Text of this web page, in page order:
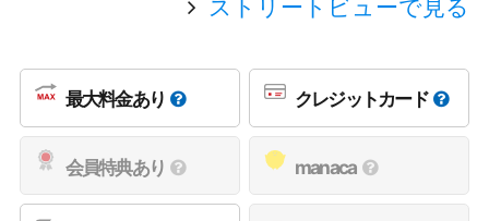
ストリートビューで見る
最大料金あり クレジットカード
会員特典あり manaca